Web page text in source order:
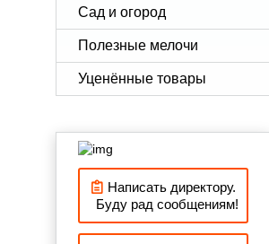
Сад и огород
Полезные мелочи
Уценённые товары
Написать директору.
Буду рад сообщениям!